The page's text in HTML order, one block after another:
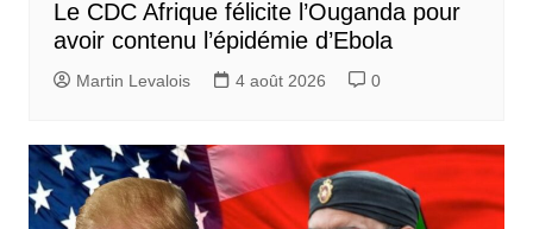
Le CDC Afrique félicite l’Ouganda pour
avoir contenu l’épidémie d’Ebola
Martin Levalois 4 août 2026 0